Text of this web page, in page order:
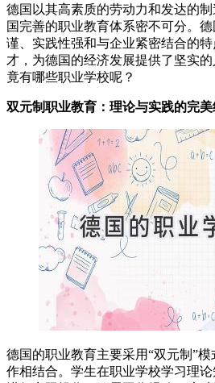
德国以其高素质的劳动力和发达的
国完善的职业教育体系密不可分。
谨、实践性强和与企业紧密结合的
才，为德国的经济发展提供了坚实
竟有哪些职业学校呢？
双元制职业教育：理论与实践的完
德国的职业教育主要采用“双元制”
作相结合。学生在职业学校学习理